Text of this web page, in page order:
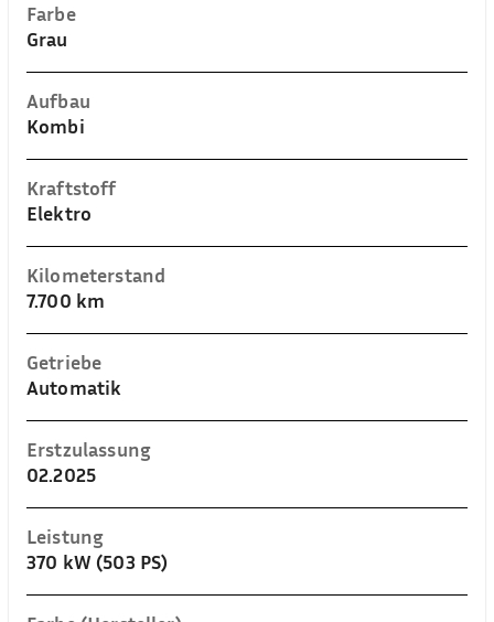
Farbe
Grau
Aufbau
Kombi
Kraftstoff
Elektro
Kilometerstand
7.700 km
Getriebe
Automatik
Erstzulassung
02.2025
Leistung
370 kW (503 PS)